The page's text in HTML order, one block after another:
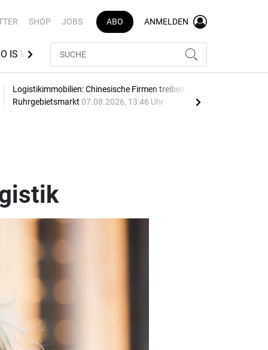
SHOP JOBS ABO ANMELDEN
IS WHO LOGISTIK BEST AZUBI
Logistikimmobilien: Chinesische Firmen treiben
Ruhrgebietsmarkt 07.08.2026, 13:46 Uhr